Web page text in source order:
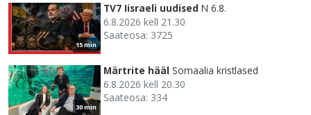
15 min
TV7 Iisraeli uudised N 6.8.
6.8.2026 kell 21.30
Saateosa: 3725
30 min
Märtrite hääl Somaalia kristlased
6.8.2026 kell 20.30
Saateosa: 334